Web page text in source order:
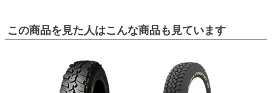
この商品を見た人はこんな商品も見ています